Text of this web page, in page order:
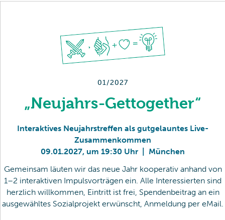
01/2027
„Neujahrs-Gettogether“
Interaktives Neujahrstreffen als gutgelauntes Live-
Zusammenkommen
09.01.2027, um 19:30 Uhr
München
Gemeinsam läuten wir das neue Jahr kooperativ anhand von
1–2 interaktiven Impulsvorträgen ein. Alle Interessierten sind
herzlich willkommen, Eintritt ist frei, Spendenbeitrag an ein
ausgewähltes Sozialprojekt erwünscht, Anmeldung per eMail.